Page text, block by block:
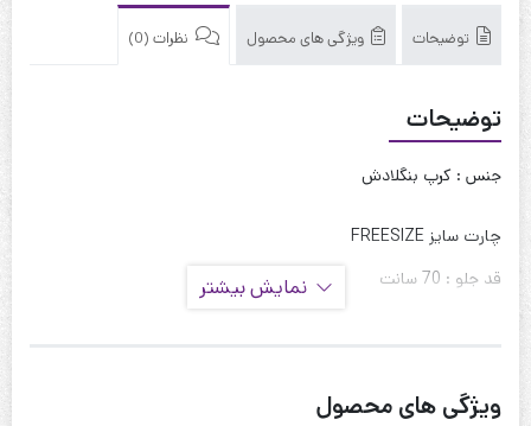
توضیحات ویژگی های محصول نظرات (0)
توضیحات
جنس : کرپ بنگلادش
چارت سایز FREESIZE
قد جلو : 70 سانت
حلقه آستین : 60 سانت
نمایش بیشتر
ویژگی های محصول